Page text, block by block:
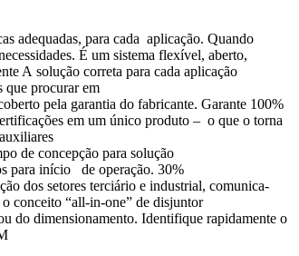
adequadas, para cada aplicação. Quando
É um sistema flexível, aberto,
A solução correta para cada aplicação
que procurar em
pela garantia do fabricante. Garante 100%
em um único produto – o que o torna
de concepção para solução
para início de operação. 30%
dos setores terciário e industrial, comunica-
conceito “all-in-one” de disjuntor
do dimensionamento. Identifique rapidamente o